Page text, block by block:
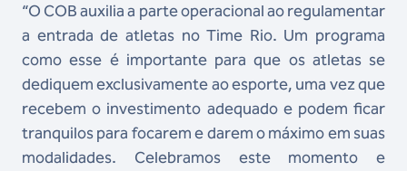
“O COB auxilia a parte operacional ao regulamentar
a entrada de atletas no Time Rio. Um programa
como esse é importante para que os atletas se
dediquem exclusivamente ao esporte, uma vez que
recebem o investimento adequado e podem ficar
tranquilos para focarem e darem o máximo em suas
modalidades. Celebramos este momento e